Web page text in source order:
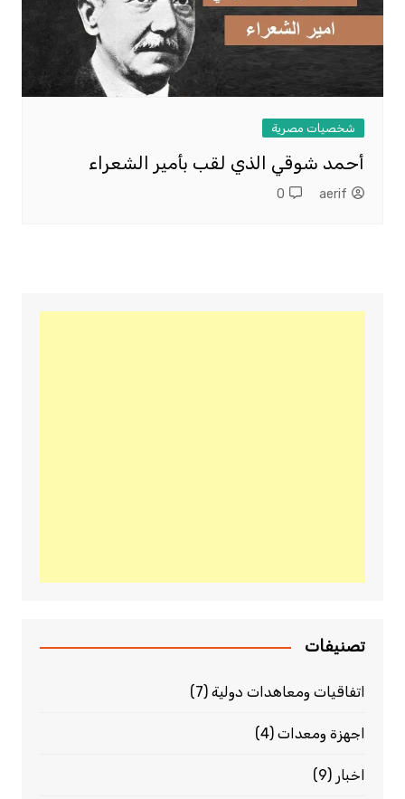
شخصيات مصرية
أحمد شوقي الذي لقب بأمير الشعراء
aerif
0
تصنيفات
اتفاقيات ومعاهدات دولية(7)
اجهزة ومعدات(4)
اخبار (9)